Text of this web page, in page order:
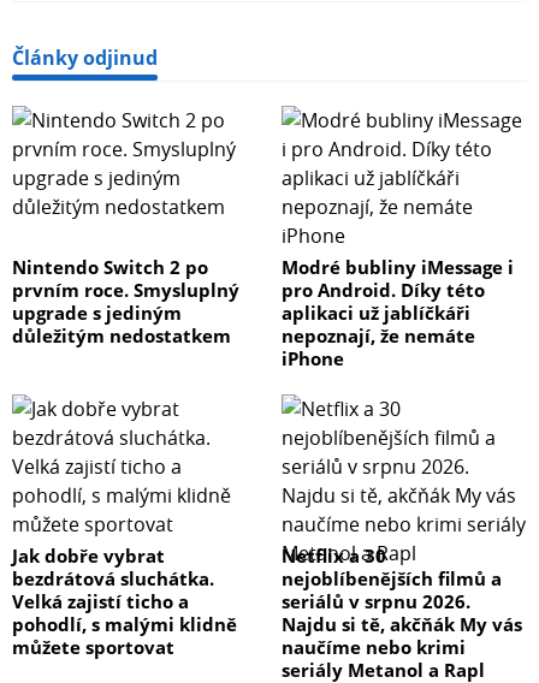
Články odjinud
Nintendo Switch 2 po
prvním roce. Smysluplný
upgrade s jediným
důležitým nedostatkem
Modré bubliny iMessage i
pro Android. Díky této
aplikaci už jablíčkáři
nepoznají, že nemáte
iPhone
Jak dobře vybrat
bezdrátová sluchátka.
Velká zajistí ticho a
pohodlí, s malými klidně
můžete sportovat
Netflix a 30
nejoblíbenějších filmů a
seriálů v srpnu 2026.
Najdu si tě, akčňák My vás
naučíme nebo krimi
seriály Metanol a Rapl